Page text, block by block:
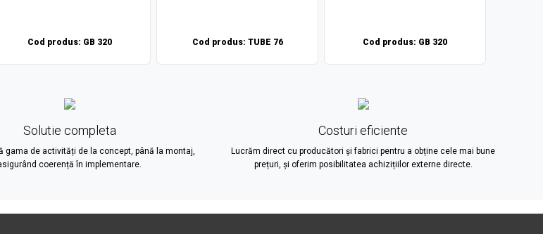
Cod produs: GB 320 Cod produs: TUBE 76 Cod produs: GB 320
Solutie completa
gama de activități de la concept, până la montaj,
coerență în implementare.
Costuri eficiente
Lucrăm direct cu producători și fabrici pentru a obține cele mai bune
prețuri, și oferim posibilitatea achizițiilor externe directe.